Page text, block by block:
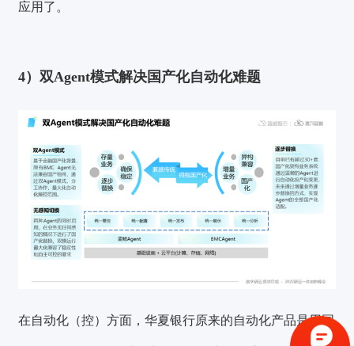
应用了。
4）双Agent模式解决国产化自动化难题
在自动化（控）方面，华夏银行原来的自动化产品是用国